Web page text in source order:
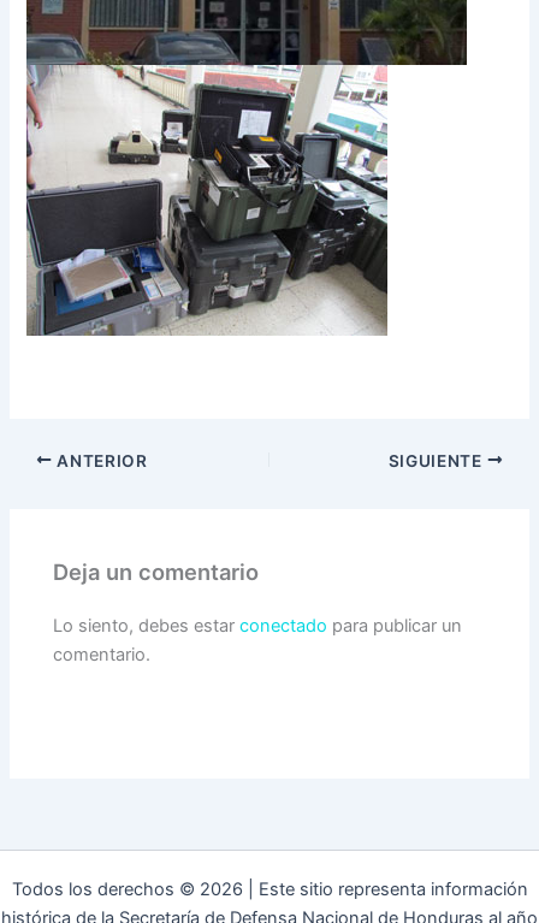
ANTERIOR SIGUIENTE
Deja un comentario
Lo siento, debes estarconectado para publicar un
comentario.
Todos los derechos © 2026 | Este sitio representa información
histórica de la Secretaría de Defensa Nacional de Honduras al año